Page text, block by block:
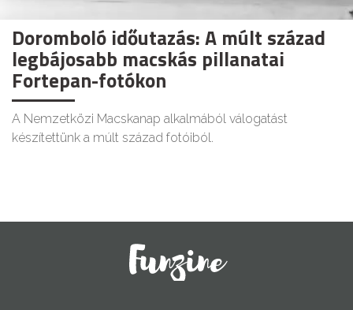
Doromboló időutazás: A múlt század
legbájosabb macskás pillanatai
Fortepan-fotókon
A Nemzetközi Macskanap alkalmából válogatást
készítettünk a múlt század fotóiból.